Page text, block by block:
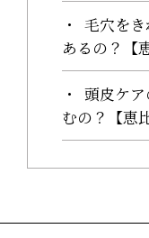
毛穴を
あるの？【
頭皮ケ
むの？【恵